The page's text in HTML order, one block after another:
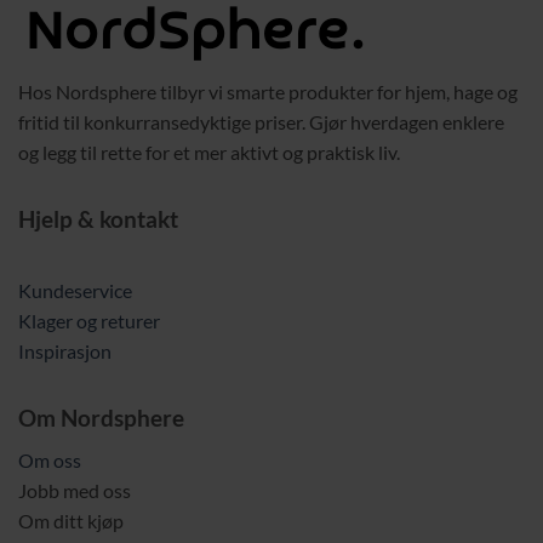
Hos Nordsphere tilbyr vi smarte produkter for hjem, hage og
fritid til konkurransedyktige priser. Gjør hverdagen enklere
og legg til rette for et mer aktivt og praktisk liv.
Hjelp & kontakt
Kundeservice
Klager og returer
Inspirasjon
Om Nordsphere
Om oss
Jobb med oss
Om ditt kjøp